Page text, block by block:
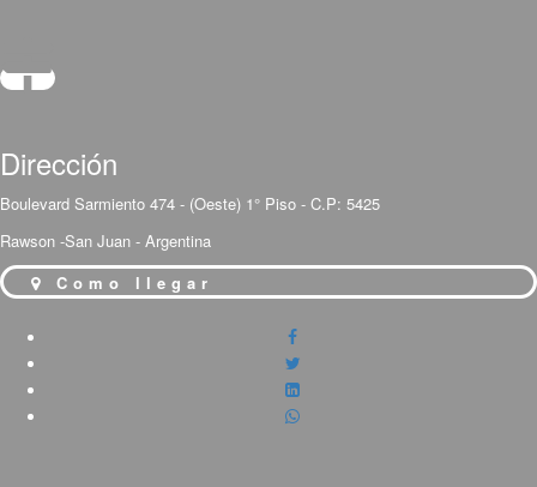
Dirección
Boulevard Sarmiento 474 - (Oeste) 1° Piso - C.P: 5425
Rawson -San Juan - Argentina
Como llegar